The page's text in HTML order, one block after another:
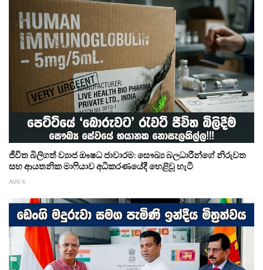
ජීවිත බිලිගත් ව්‍යාජ ඖෂධ ජාවාරම: සෞඛ්‍ය බලධාරීන්ගේ නිරුවත
සහ ආයතනික මාෆියාව අධිකරණයේදී හෙළිවූ හැටි
AUG 6